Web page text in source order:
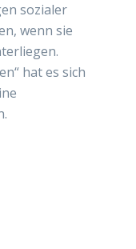
sozialer
wenn sie
hat es sich